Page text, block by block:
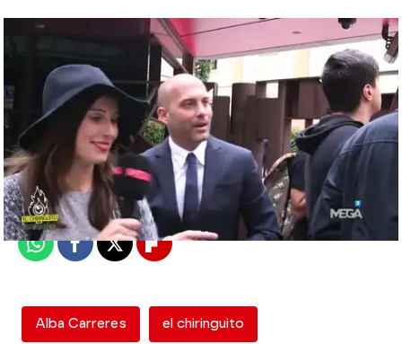
mega
Madrid
Publicado: 12 de febrero de 2018, 13:01
WhatsappFacebook
X Flipboard
Alba Carreres el chiringuito